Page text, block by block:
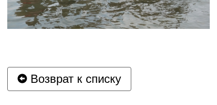
Возврат к списку